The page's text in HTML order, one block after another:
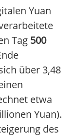
Yuan
Tag 500
über 3,48
etwa
Yuan).
des